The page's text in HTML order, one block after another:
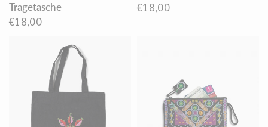
Tragetasche
€18,00
€18,00